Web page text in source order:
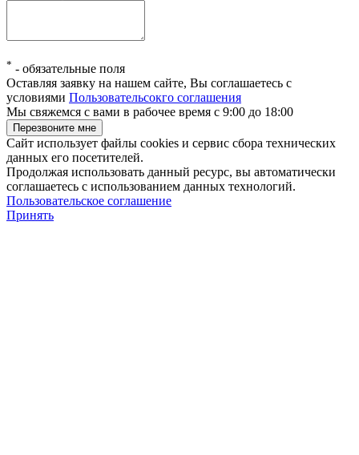
* - обязательные поля
Оставляя заявку на нашем сайте, Вы соглашаетесь с
условиями Пользовательсокго соглашения
Мы свяжемся с вами в рабочее время с 9:00 до 18:00
Сайт использует файлы cookies и сервис сбора технических
данных его посетителей.
Продолжая использовать данный ресурс, вы автоматически
соглашаетесь с использованием данных технологий.
Пользовательское соглашение
Принять